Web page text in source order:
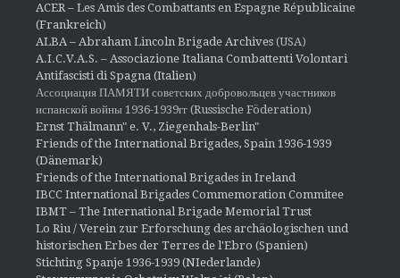
ACER – Les Amis des Combattants en Espagne Républicaine
(Frankreich)
ALBA – Abraham Lincoln Brigade Archives (USA)
A.I.C.V.A.S. – Associazione Italiana Combattenti Volontari
Antifascisti di Spagna (Italien)
Ассоциация ПАМЯТИ советских добровольцев участников
испанской войны 1936-1939гг (Russische Föderation)
Ernst Thälmann" e. V., Ziegenhals-Berlin"
Friends of the International Brigades, Spain 1936-1939
(Dänemark)
Friends of the International Brigades in Ireland
IBCC International Brigades Commemoration Commitee
IBMT – The International Brigade Memorial Trust
Lo Riu / Verein zur Erforschung des archäologischen und
historischen Erbes der Terres de l'Ebro (Spanien)
Stichting Spanje 1936-1939 (NIederlande)